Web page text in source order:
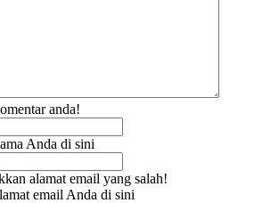
anda!
Anda di sini
alamat email yang salah!
email Anda di sini